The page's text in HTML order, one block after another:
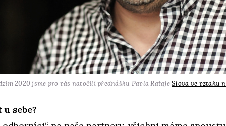
2020 jsme pro vás natočili přednášku Pavla RatajeSlova ve vztahu
sebe?